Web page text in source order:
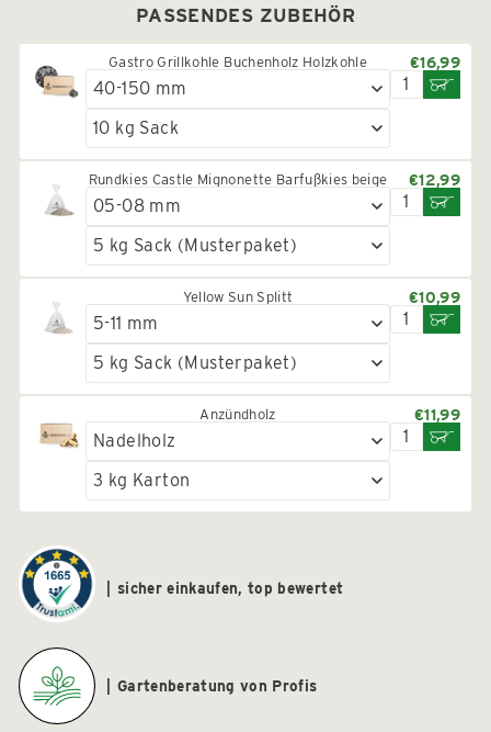
PASSENDES ZUBEHÖR
Gastro Grillkohle Buchenholz Holzkohle €16,99
Rundkies Castle Mignonette Barfußkies beige €12,99
Yellow Sun Splitt €10,99
Anzündholz €11,99
sicher einkaufen, top bewertet
Gartenberatung von Profis